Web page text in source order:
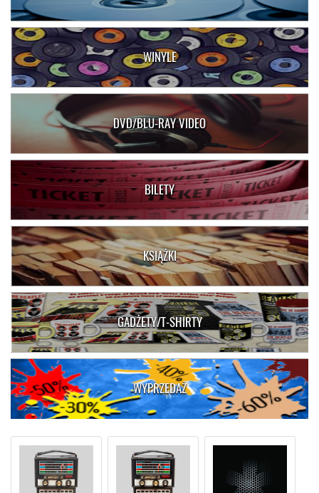
WINYLE
DVD/BLU-RAY VIDEO
BILETY
KSIĄŻKI
GADŻETY/T-SHIRTY
WYPRZEDAŻ